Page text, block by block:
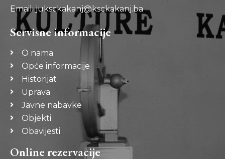
Email: juksckakanj@ksckakanj.ba
Servisne informacije
O nama
Opće informacije
Historijat
Uprava
Javne nabavke
Objekti
Obavijesti
Online rezervacije